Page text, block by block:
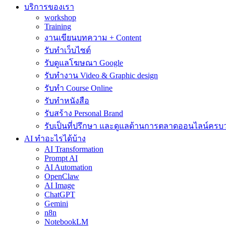
บริการของเรา
workshop
Training
งานเขียนบทความ + Content
รับทำเว็บไซต์
รับดูแลโฆษณา Google
รับทำงาน Video & Graphic design
รับทำ Course Online
รับทำหนังสือ
รับสร้าง Personal Brand
รับเป็นที่ปรึกษา และดูแลด้านการตลาดออนไลน์ครบ
AI ทำอะไรได้บ้าง
AI Transformation
Prompt AI
AI Automation
OpenClaw
AI Image
ChatGPT
Gemini
n8n
NotebookLM